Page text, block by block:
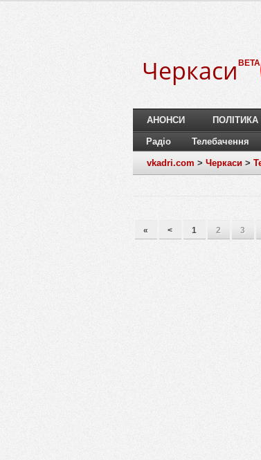
Черкаси BETA
АНОНСИ ПОЛІТИКА
Радіо Телебачення
vkadri.com > Черкаси >
« < 1 2 3